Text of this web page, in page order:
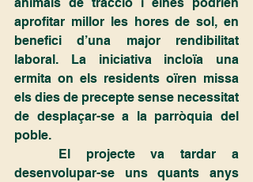
aprofitar millor les hores de sol, en
benefici d’una major rendibilitat
laboral. La iniciativa incloïa una
ermita on els residents oïren missa
els dies de precepte sense necessitat
de desplaçar-se a la parròquia del
poble.
desenvolupar-se uns quants anys